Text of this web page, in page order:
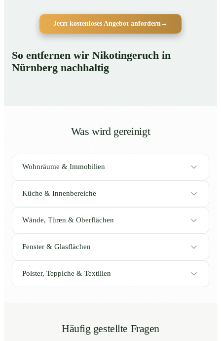
Jetzt kostenloses Angebot anfordern →
So entfernen wir Nikotingeruch in
Nürnberg nachhaltig
Was wird gereinigt
Wohnräume & Immobilien
Küche & Innenbereiche
Wände, Türen & Oberflächen
Fenster & Glasflächen
Polster, Teppiche & Textilien
Häufig gestellte Fragen